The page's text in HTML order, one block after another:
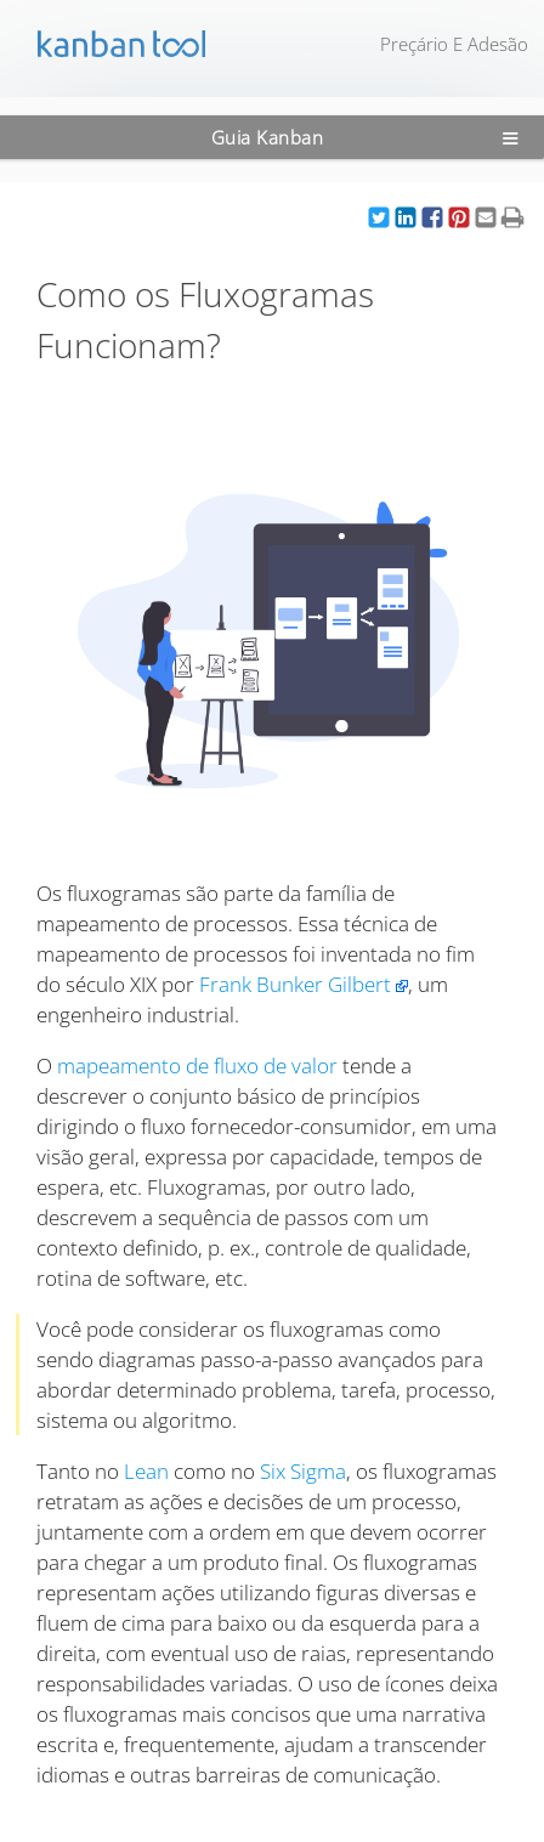
Preçário E Adesão
Guia Kanban ≡
Como os Fluxogramas
Funcionam?
Os fluxogramas são parte da família de
mapeamento de processos. Essa técnica de
mapeamento de processos foi inventada no fim
do século XIX por Frank Bunker Gilbert
, um
engenheiro industrial.
O mapeamento de fluxo de valortende a
descrever o conjunto básico de princípios
dirigindo o fluxo fornecedor-consumidor, em uma
visão geral, expressa por capacidade, tempos de
espera, etc. Fluxogramas, por outro lado,
descrevem a sequência de passos com um
contexto definido, p. ex., controle de qualidade,
rotina de software, etc.
Você pode considerar os fluxogramas como
sendo diagramas passo-a-passo avançados para
abordar determinado problema, tarefa, processo,
sistema ou algoritmo.
Tanto no Lean como no Six Sigma, os fluxogramas
retratam as ações e decisões de um processo,
juntamente com a ordem em que devem ocorrer
para chegar a um produto final. Os fluxogramas
representam ações utilizando figuras diversas e
fluem de cima para baixo ou da esquerda para a
direita, com eventual uso de raias, representando
responsabilidades variadas. O uso de ícones deixa
os fluxogramas mais concisos que uma narrativa
escrita e, frequentemente, ajudam a transcender
idiomas e outras barreiras de comunicação.